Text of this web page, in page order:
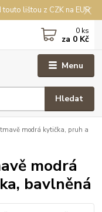
lištou z CZK na EUR
Menu
Hledat
0 ks
za 0 Kč
modrá kytička, pruh a
modrá
bavlněná